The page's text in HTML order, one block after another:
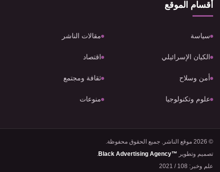
أقسام الموقع
سياسة مقالات الناشر
الكيان الإسرائيلي اقتصاد
أمن وسلاح ثقافة ومجتمع
علوم وتكنولوجيا منوعات
© 2026 موقع الناشر. جميع الحقوق محفوظة.
تصميم وتطوير Black Advertising Agency™
علم وخبر: 108 / 2021